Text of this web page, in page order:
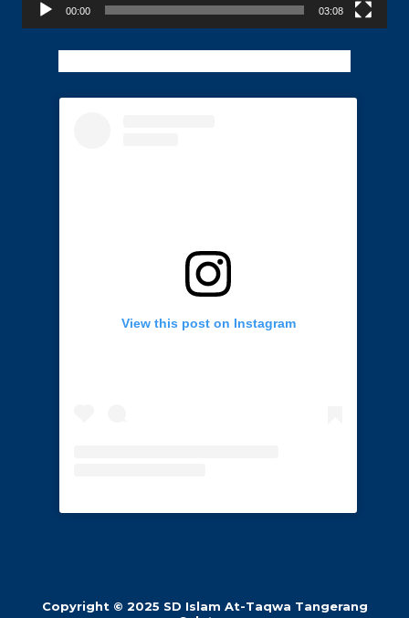
00:00 03:08
View this post on Instagram
Copyright © 2025 SD Islam At-Taqwa Tangerang